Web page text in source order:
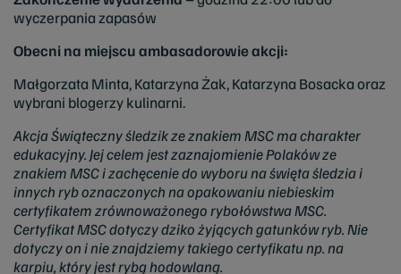
wyczerpania zapasów
Obecni na miejscu ambasadorowie akcji:
Małgorzata Minta, Katarzyna Żak, Katarzyna Bosacka oraz
wybrani blogerzy kulinarni.
Akcja Świąteczny śledzik ze znakiem MSC ma charakter
edukacyjny. Jej celem jest zaznajomienie Polaków ze
znakiem MSC i zachęcenie do wyboru na święta śledzia i
innych ryb oznaczonych na opakowaniu niebieskim
certyfikatem zrównoważonego rybołówstwaMSC.
Certyfikat MSC dotyczy dziko żyjących gatunków ryb. Nie
dotyczy on i nie znajdziemy takiego certyfikatu np. na
karpiu, który jest rybą hodowlaną.